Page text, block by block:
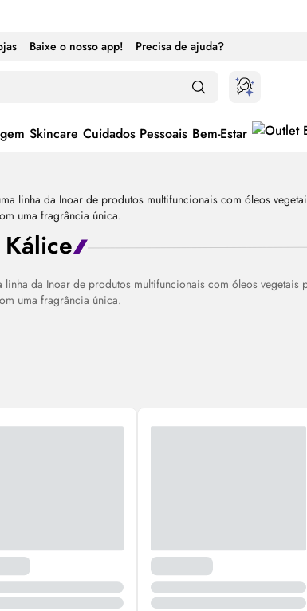
Baixe o nosso app! Precisa de ajuda?
Skincare Cuidados Pessoais Bem-Estar
linha da Inoar de produtos multifuncionais com óleos
uma fragrância única.
alternar entre ativado e desativado